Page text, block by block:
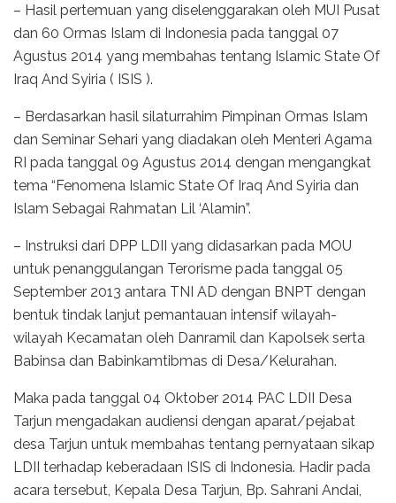
– Hasil pertemuan yang diselenggarakan oleh MUI Pusat
dan 60 Ormas Islam di Indonesia pada tanggal 07
Agustus 2014 yang membahas tentang Islamic State Of
Iraq And Syiria ( ISIS ).
– Berdasarkan hasil silaturrahim Pimpinan Ormas Islam
dan Seminar Sehari yang diadakan oleh Menteri Agama
RI pada tanggal 09 Agustus 2014 dengan mengangkat
tema “Fenomena Islamic State Of Iraq And Syiria dan
Islam Sebagai Rahmatan Lil ‘Alamin”.
– Instruksi dari DPP LDII yang didasarkan pada MOU
untuk penanggulangan Terorisme pada tanggal 05
September 2013 antara TNI AD dengan BNPT dengan
bentuk tindak lanjut pemantauan intensif wilayah-
wilayah Kecamatan oleh Danramil dan Kapolsek serta
Babinsa dan Babinkamtibmas di Desa/Kelurahan.
Maka pada tanggal 04 Oktober 2014 PAC LDII Desa
Tarjun mengadakan audiensi dengan aparat/pejabat
desa Tarjun untuk membahas tentang pernyataan sikap
LDII terhadap keberadaan ISIS di Indonesia. Hadir pada
acara tersebut, Kepala Desa Tarjun, Bp. Sahrani Andai,